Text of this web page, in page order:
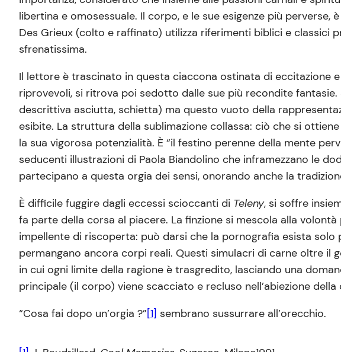
libertina e omosessuale. Il corpo, e le sue esigenze più
Des Grieux (colto e raffinato) utilizza riferimenti biblici e classici
sfrenatissima.
Il lettore è trascinato in questa ciaccona ostinata di eccitazione
riprovevoli, si ritrova poi sedotto dalle sue più recondite
descrittiva asciutta, schietta) ma questo vuoto della
esibite. La struttura della sublimazione collassa: ciò che si
la sua vigorosa potenzialità. È “il festino perenne della mente
seducenti illustrazioni di Paola Biandolino che inframezzano le
partecipano a questa orgia dei sensi, onorando anche la
È difficile fuggire dagli eccessi scioccanti di Teleny, si soffre
fa parte della corsa al piacere. La finzione si mescola alla
impellente di riscoperta: può darsi che la pornografia esista
permangano ancora corpi reali. Questi simulacri di carne oltre il
in cui ogni limite della ragione è trasgredito, lasciando una
principale (il corpo) viene scacciato e recluso nell’abiezione della
“Cosa fai dopo un’orgia ?”[1] sembrano sussurrare all’orecchio.